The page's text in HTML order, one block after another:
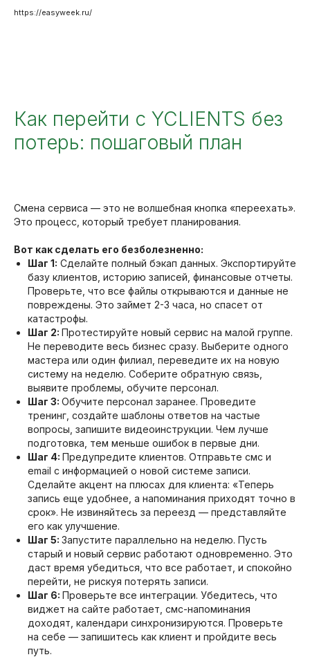
https://easyweek.ru/
Как перейти с YCLIENTS без
потерь: пошаговый план
Смена сервиса — это не волшебная кнопка «переехать».
Это процесс, который требует планирования.
Вот как сделать его безболезненно:
Шаг 1: Сделайте полный бэкап данных. Экспортируйте
базу клиентов, историю записей, финансовые отчеты.
Проверьте, что все файлы открываются и данные не
повреждены. Это займет 2-3 часа, но спасет от
катастрофы.
Шаг 2: Протестируйте новый сервис на малой группе.
Не переводите весь бизнес сразу. Выберите одного
мастера или один филиал, переведите их на новую
систему на неделю. Соберите обратную связь,
выявите проблемы, обучите персонал.
Шаг 3: Обучите персонал заранее. Проведите
тренинг, создайте шаблоны ответов на частые
вопросы, запишите видеоинструкции. Чем лучше
подготовка, тем меньше ошибок в первые дни.
Шаг 4: Предупредите клиентов. Отправьте смс и
email с информацией о новой системе записи.
Сделайте акцент на плюсах для клиента: «Теперь
запись еще удобнее, а напоминания приходят точно в
срок». Не извиняйтесь за переезд — представляйте
его как улучшение.
Шаг 5: Запустите параллельно на неделю. Пусть
старый и новый сервис работают одновременно. Это
даст время убедиться, что все работает, и спокойно
перейти, не рискуя потерять записи.
Шаг 6: Проверьте все интеграции. Убедитесь, что
виджет на сайте работает, смс-напоминания
доходят, календари синхронизируются. Проверьте
на себе — запишитесь как клиент и пройдите весь
путь.